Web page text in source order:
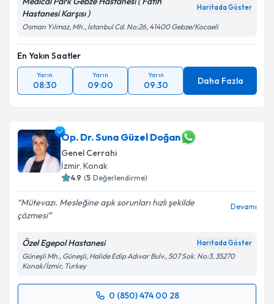
Hastanesi Karşısı )
Haritada Göster
Osman Yılmaz, Mh., İstanbul Cd. No:26, 41400 Gebze/Kocaeli
En Yakın Saatler
Yarın
08:30
Yarın
09:00
Yarın
09:30 Daha Fazla
Op. Dr. Suna Güzel Doğan
Genel Cerrahi
İzmir, Konak
4.9 (5 Değerlendirme)
Mütevazı. Mesleğine aşık sorunları hızlı şekilde
çözmesi
Devamı
Özel Egepol Hastanesi Haritada Göster
Güneşli Mh., Güneşli, Halide Edip Adıvar Bulv., 507 Sok. No:3, 35270
Konak/İzmir, Turkey
0 (850) 474 00 28